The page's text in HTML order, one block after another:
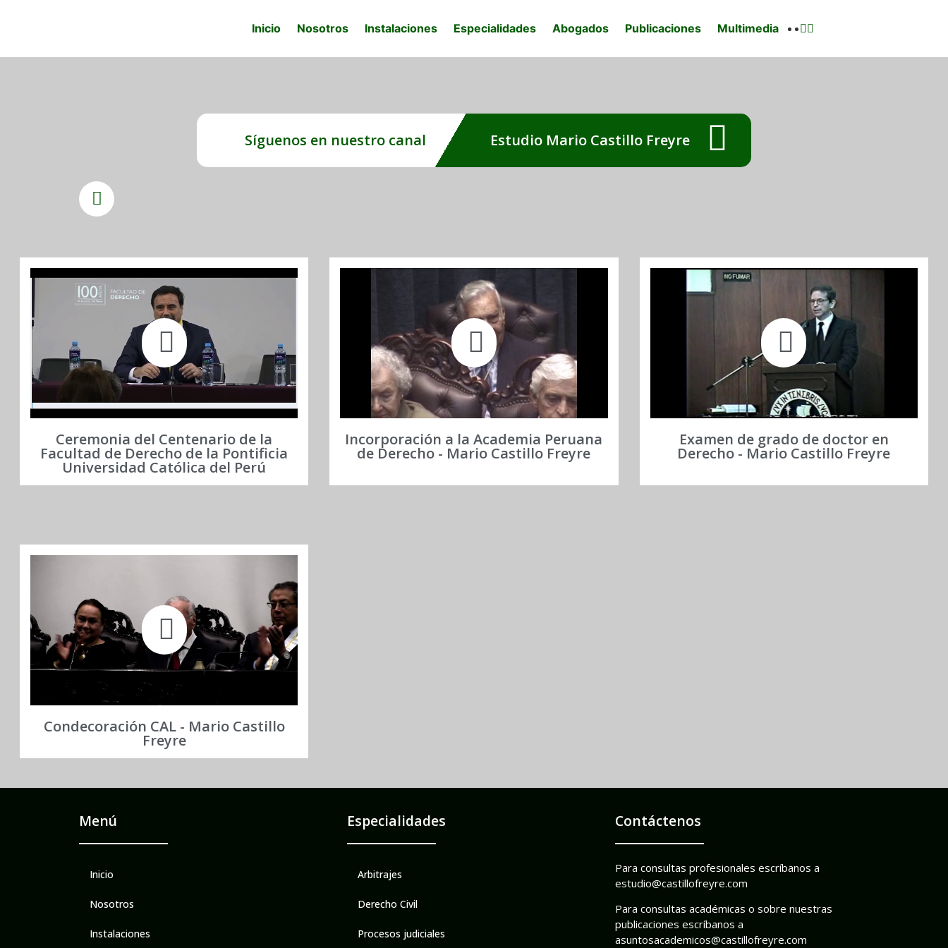
Inicio Nosotros Instalaciones Especialidades Abogados Publicaciones Multimedia
Síguenos en nuestro canal Estudio Mario Castillo Freyre
Ceremonia del Centenario de la
Facultad de Derecho de la Pontificia
Universidad Católica del Perú
Incorporación a la Academia Peruana
de Derecho - Mario Castillo Freyre
Examen de grado de doctor en
Derecho - Mario Castillo Freyre
Condecoración CAL - Mario Castillo
Freyre
Menú
Inicio
Nosotros
Instalaciones
Especialidades
Arbitrajes
Derecho Civil
Procesos judiciales
Contáctenos
Para consultas profesionales escríbanos a
estudio@castillofreyre.com
Para consultas académicas o sobre nuestras
publicaciones escríbanos a
asuntosacademicos@castillofreyre.com